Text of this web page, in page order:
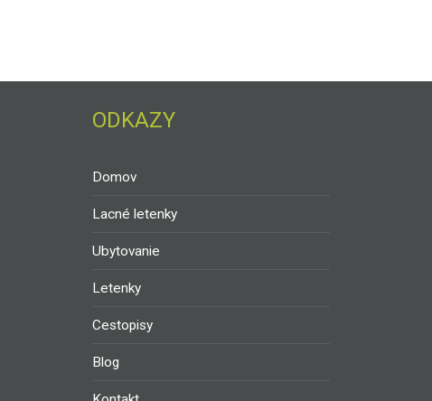
ODKAZY
Domov
Lacné letenky
Ubytovanie
Letenky
Cestopisy
Blog